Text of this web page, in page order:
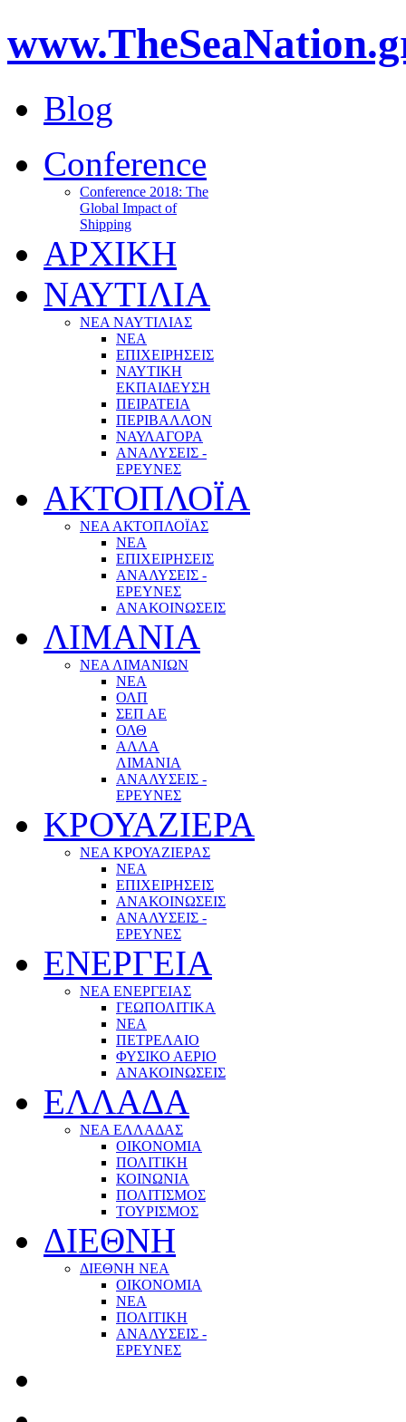
Blog
Conference
Conference 2018: The
Global Impact of
Shipping
ΑΡΧΙΚΗ
ΝΑΥΤΙΛΙΑ
ΝΕΑ ΝΑΥΤΙΛΙΑΣ
ΝΕΑ
ΕΠΙΧΕΙΡΗΣΕΙΣ
ΝΑΥΤΙΚΗ
ΕΚΠΑΙΔΕΥΣΗ
ΠΕΙΡΑΤΕΙΑ
ΠΕΡΙΒΑΛΛΟΝ
ΝΑΥΛΑΓΟΡΑ
ΑΝΑΛΥΣΕΙΣ -
ΕΡΕΥΝΕΣ
ΑΚΤΟΠΛΟΪΑ
ΝΕΑ ΑΚΤΟΠΛΟΪΑΣ
ΝΕΑ
ΕΠΙΧΕΙΡΗΣΕΙΣ
ΑΝΑΛΥΣΕΙΣ -
ΕΡΕΥΝΕΣ
ΑΝΑΚΟΙΝΩΣΕΙΣ
ΛΙΜΑΝΙΑ
ΝΕΑ ΛΙΜΑΝΙΩΝ
ΝΕΑ
ΟΛΠ
ΣΕΠ ΑΕ
ΟΛΘ
ΑΛΛΑ
ΛΙΜΑΝΙΑ
ΑΝΑΛΥΣΕΙΣ -
ΕΡΕΥΝΕΣ
ΚΡΟΥΑΖΙΕΡΑ
ΝΕΑ ΚΡΟΥΑΖΙΕΡΑΣ
NEA
ΕΠΙΧΕΙΡΗΣΕΙΣ
ΑΝΑΚΟΙΝΩΣΕΙΣ
ΑΝΑΛΥΣΕΙΣ -
ΕΡΕΥΝΕΣ
ΕΝΕΡΓΕΙΑ
ΝΕΑ ΕΝΕΡΓΕΙΑΣ
ΓΕΩΠΟΛΙΤΙΚΑ
ΝΕΑ
ΠΕΤΡΕΛΑΙΟ
ΦΥΣΙΚΟ ΑΕΡΙΟ
ΑΝΑΚΟΙΝΩΣΕΙΣ
ΕΛΛΑΔΑ
ΝΕΑ ΕΛΛΑΔΑΣ
ΟΙΚΟΝΟΜΙΑ
ΠΟΛΙΤΙΚΗ
ΚΟΙΝΩΝΙΑ
ΠΟΛΙΤΙΣΜΟΣ
ΤΟΥΡΙΣΜΟΣ
ΔΙΕΘΝΗ
ΔΙΕΘΝΗ ΝΕΑ
ΟΙΚΟΝΟΜΙΑ
ΝΕΑ
ΠΟΛΙΤΙΚΗ
ΑΝΑΛΥΣΕΙΣ -
ΕΡΕΥΝΕΣ